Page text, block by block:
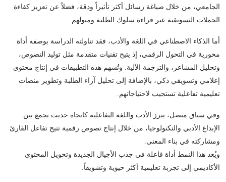
الجامعي، من خلال صياغة رسائل أكثر تأثيراً ودقة، فضلاً عن تعزيز كفاءة
الحملات التسويقية عبر قراءة سلوك الطلبة وميولهم.
أما الذكاء الاصطناعي في اللغة والأدب، فقد تناولته الدراسة بوصفه أداة
محورية في التحول الرقمي، إذ يتيح تقنيات متقدمة مثل توليد النصوص،
وتحليل المشاعر، والترجمة الآلية. وتُسهم هذه التطبيقات في إنتاج محتوى
إعلامي وتسويقي ذكي، بالإضافة إلى تحليل آراء الطلبة وتطوير منصات
تعليمية تفاعلية تستجيب لاحتياجاتهم.
وفي سياق متصل، يبرز الأدب واللغة التفاعلية كاتجاه حديث يجمع بين
الإبداع الأدبي والتكنولوجيا، من خلال إنتاج نصوص رقمية تتيح تفاعل القارئ
ومشاركته في بناء المعنى.
ويُعد هذا النمط أداة فاعلة في جذب الأجيال الجديدة وتحويل المحتوى
الأكاديمي إلى تجربة تعليمية أكثر حيوية وتشويقاً.